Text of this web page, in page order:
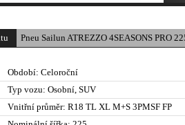
Pneu Sailun ATREZZO 4SEASONS PRO
Období: Celoroční
Typ vozu: Osobní, SUV
Vnitřní průměr: R18 TL XL M+S 3PMSF FP